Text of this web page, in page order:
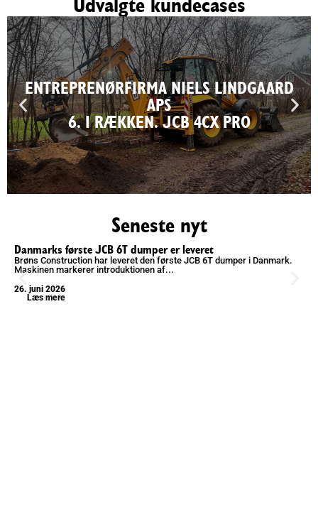
Udvalgte kundecases
Seneste nyt
ENTREPRENØRFIRMA NIELS LINDGAARD
APS
6. I RÆKKEN. JCB 4CX PRO
Danmarks første JCB 6T dumper er leveret
Brøns Construction har leveret den første JCB 6T dumper i Danmark.
Maskinen markerer introduktionen af...
26. juni 2026
Læs mere